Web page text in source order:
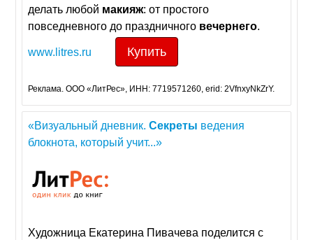
делать любой макияж: от простого
повседневного до праздничного вечернего.
www.litres.ru Купить
Реклама. ООО «ЛитРес», ИНН: 7719571260, erid: 2VfnxyNkZrY.
«Визуальный дневник.Секреты ведения
блокнота, который учит...»
Художница Екатерина Пивачева поделится с